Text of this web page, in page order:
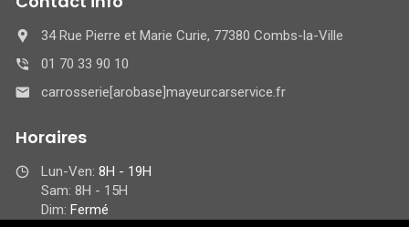
34 Rue Pierre et Marie Curie, 77380 Combs-la-Ville
01 70 33 90 10
carrosserie[arobase]mayeurcarservice.fr
Horaires
Lun-Ven: 8H - 19H
Sam: 8H - 15H
Dim: Fermé